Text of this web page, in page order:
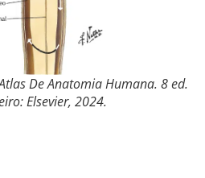
De Anatomia Humana. 8 ed.
Elsevier, 2024.